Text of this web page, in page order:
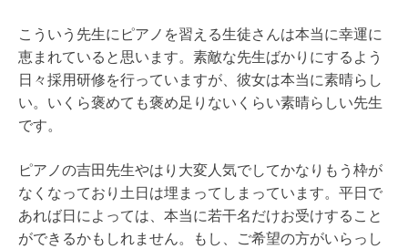
こういう先生にピアノを習える生徒さんは本当に幸運に
恵まれていると思います。素敵な先生ばかりにするよう
日々採用研修を行っていますが、彼女は本当に素晴らし
い。いくら褒めても褒め足りないくらい素晴らしい先生
です。
ピアノの吉田先生やはり大変人気でしてかなりもう枠が
なくなっており土日は埋まってしまっています。平日で
あれば日によっては、本当に若干名だけお受けすること
ができるかもしれません。もし、ご希望の方がいらっし